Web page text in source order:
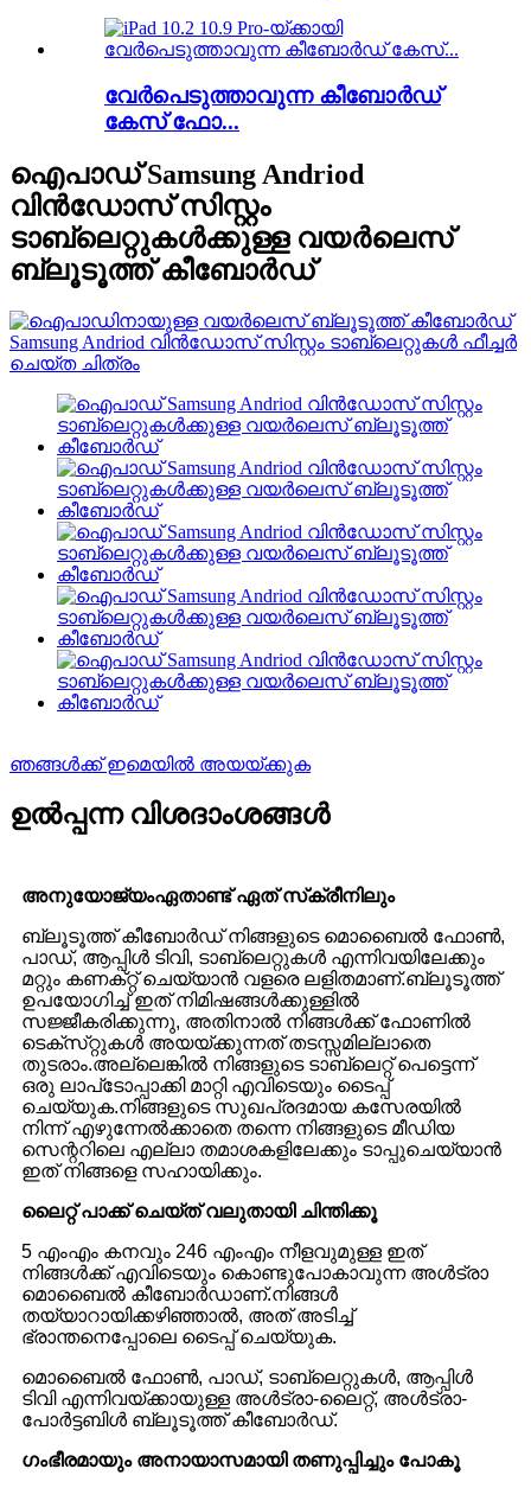
വേർപെടുത്താവുന്ന കീബോർഡ്
കേസ് ഫോ...
ഐപാഡ് Samsung Andriod
വിൻഡോസ് സിസ്റ്റം
ടാബ്‌ലെറ്റുകൾക്കുള്ള വയർലെസ്
ബ്ലൂടൂത്ത് കീബോർഡ്
ഞങ്ങൾക്ക് ഇമെയിൽ അയയ്ക്കുക
ഉൽപ്പന്ന വിശദാംശങ്ങൾ
അനുയോജ്യംഏതാണ്ട് ഏത് സ്‌ക്രീനിലും
ബ്ലൂടൂത്ത് കീബോർഡ് നിങ്ങളുടെ മൊബൈൽ ഫോൺ,
പാഡ്, ആപ്പിൾ ടിവി, ടാബ്‌ലെറ്റുകൾ എന്നിവയിലേക്കും
മറ്റും കണക്‌റ്റ് ചെയ്യാൻ വളരെ ലളിതമാണ്.ബ്ലൂടൂത്ത്
ഉപയോഗിച്ച് ഇത് നിമിഷങ്ങൾക്കുള്ളിൽ
സജ്ജീകരിക്കുന്നു, അതിനാൽ നിങ്ങൾക്ക് ഫോണിൽ
ടെക്‌സ്‌റ്റുകൾ അയയ്‌ക്കുന്നത് തടസ്സമില്ലാതെ
തുടരാം.അല്ലെങ്കിൽ നിങ്ങളുടെ ടാബ്‌ലെറ്റ് പെട്ടെന്ന്
ഒരു ലാപ്‌ടോപ്പാക്കി മാറ്റി എവിടെയും ടൈപ്പ്
ചെയ്യുക.നിങ്ങളുടെ സുഖപ്രദമായ കസേരയിൽ
നിന്ന് എഴുന്നേൽക്കാതെ തന്നെ നിങ്ങളുടെ മീഡിയ
സെന്ററിലെ എല്ലാ തമാശകളിലേക്കും ടാപ്പുചെയ്യാൻ
ഇത് നിങ്ങളെ സഹായിക്കും.
ലൈറ്റ് പാക്ക് ചെയ്ത് വലുതായി ചിന്തിക്കൂ
5 എംഎം കനവും 246 എംഎം നീളവുമുള്ള ഇത്
നിങ്ങൾക്ക് എവിടെയും കൊണ്ടുപോകാവുന്ന അൾട്രാ
മൊബൈൽ കീബോർഡാണ്.നിങ്ങൾ
തയ്യാറായിക്കഴിഞ്ഞാൽ, അത് അടിച്ച്
ഭ്രാന്തനെപ്പോലെ ടൈപ്പ് ചെയ്യുക.
മൊബൈൽ ഫോൺ, പാഡ്, ടാബ്‌ലെറ്റുകൾ, ആപ്പിൾ
ടിവി എന്നിവയ്‌ക്കായുള്ള അൾട്രാ-ലൈറ്റ്, അൾട്രാ-
പോർട്ടബിൾ ബ്ലൂടൂത്ത് കീബോർഡ്.
ഗംഭീരമായും അനായാസമായി തണുപ്പിച്ചും പോകൂ